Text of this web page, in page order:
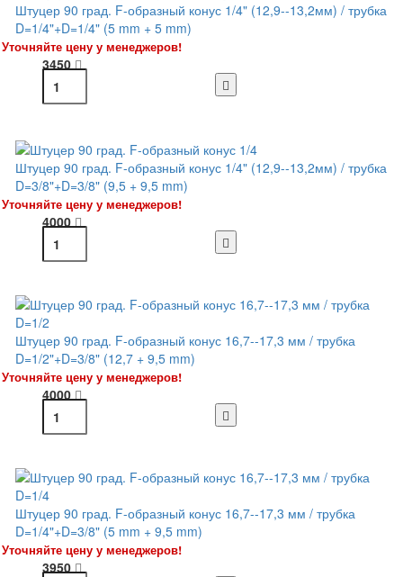
Штуцер 90 град. F-образный конус 1/4" (12,9--13,2мм) / трубка
D=1/4"+D=1/4" (5 mm + 5 mm)
Уточняйте цену у менеджеров!
3450
Штуцер 90 град. F-образный конус 1/4" (12,9--13,2мм) / трубка
D=3/8"+D=3/8" (9,5 + 9,5 mm)
Уточняйте цену у менеджеров!
4000
Штуцер 90 град. F-образный конус 16,7--17,3 мм / трубка
D=1/2"+D=3/8" (12,7 + 9,5 mm)
Уточняйте цену у менеджеров!
4000
Штуцер 90 град. F-образный конус 16,7--17,3 мм / трубка
D=1/4"+D=3/8" (5 mm + 9,5 mm)
Уточняйте цену у менеджеров!
3950